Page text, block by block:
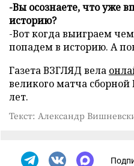
-Вы осознаете, что уже
историю?
-Вот когда выиграем
попадем в историю. А
Газета ВЗГЛЯД вела
великого матча сборной
лет.
Текст: Александр